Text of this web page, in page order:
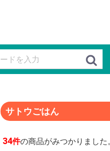
サトウごはん
34件の商品がみつかりました